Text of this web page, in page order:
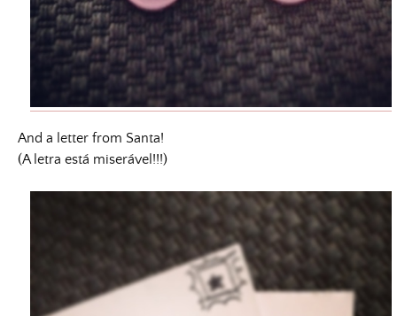
And a letter from Santa!
(A letra está miserável!!!)